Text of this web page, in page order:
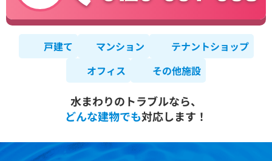
戸建て マンション
テナントショップ
オフィス
その他施設
水まわりのトラブルなら、
どんな建物でも対応します！